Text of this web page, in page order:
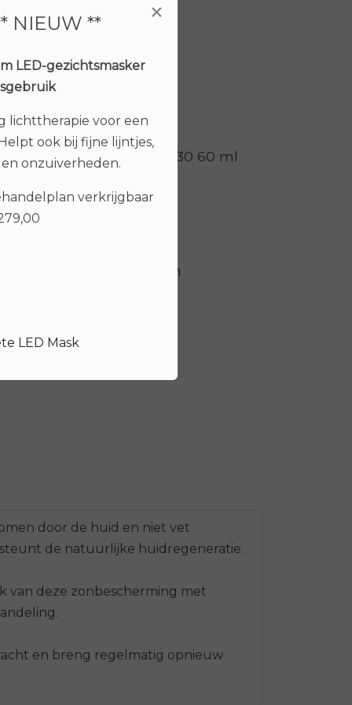
Juvi Protect spf30 60 ml
Bekijken
door de huid en niet vet
de natuurlijke huidregeneratie.
van deze zonbescherming met
en breng regelmatig opnieuw
×
NIEUW **
LED-gezichtsmasker
lichttherapie voor een
ook bij fijne lijntjes,
onzuiverheden.
verkrijgbaar
LED Mask